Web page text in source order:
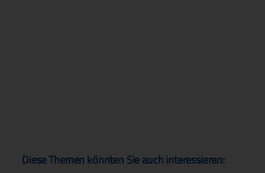
Diese Themen könnten Sie auch interessieren: